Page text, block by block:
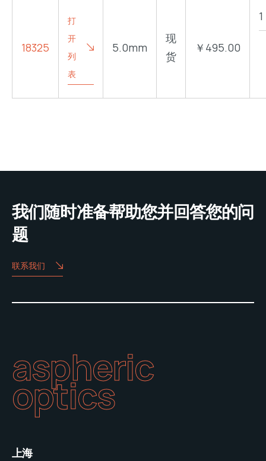
18325
打
开
列
表
5.0mm
现
货
￥495.00
我们随时准备帮助您并回答您的问
题
联系我们
aspheric
optics
上海